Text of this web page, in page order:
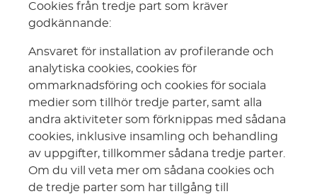
Cookies från tredje part som kräver
godkännande:
Ansvaret för installation av profilerande och
analytiska cookies, cookies för
ommarknadsföring och cookies för sociala
medier som tillhör tredje parter, samt alla
andra aktiviteter som förknippas med sådana
cookies, inklusive insamling och behandling
av uppgifter, tillkommer sådana tredje parter.
Om du vill veta mer om sådana cookies och
de tredje parter som har tillgång till